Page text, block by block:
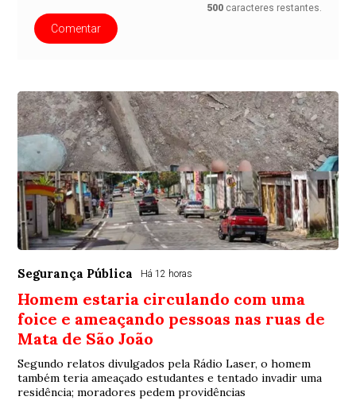
500 caracteres restantes.
Comentar
Segurança Pública Há 12 horas
Homem estaria circulando com uma
foice e ameaçando pessoas nas ruas de
Mata de São João
Segundo relatos divulgados pela Rádio Laser, o homem
também teria ameaçado estudantes e tentado invadir uma
residência; moradores pedem providências